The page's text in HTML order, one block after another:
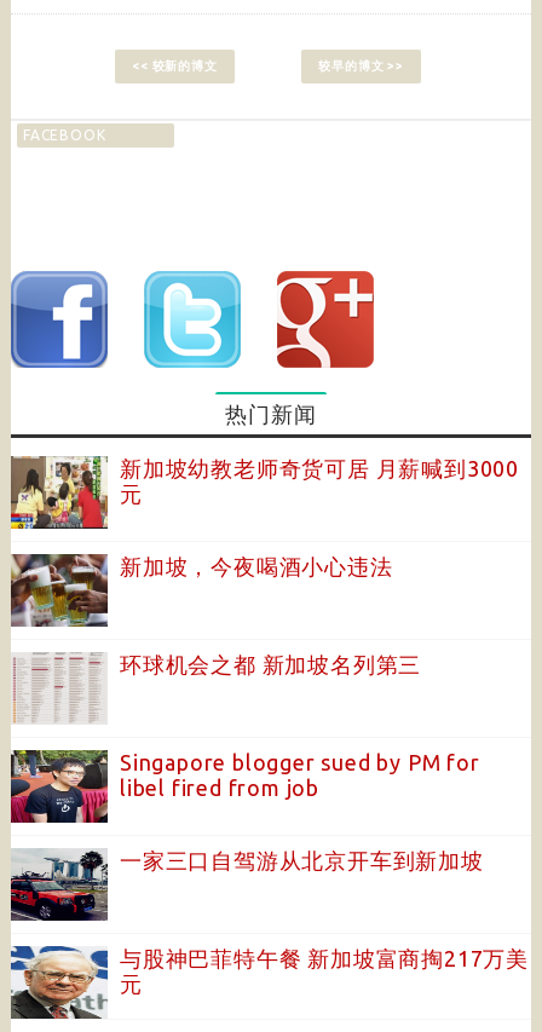
<< 较新的博文 较早的博文 >>
FACEBOOK
热门新闻
新加坡幼教老师奇货可居 月薪喊到3000
元
新加坡，今夜喝酒小心违法
环球机会之都 新加坡名列第三
Singapore blogger sued by PM for
libel fired from job
一家三口自驾游从北京开车到新加坡
与股神巴菲特午餐 新加坡富商掏217万美
元